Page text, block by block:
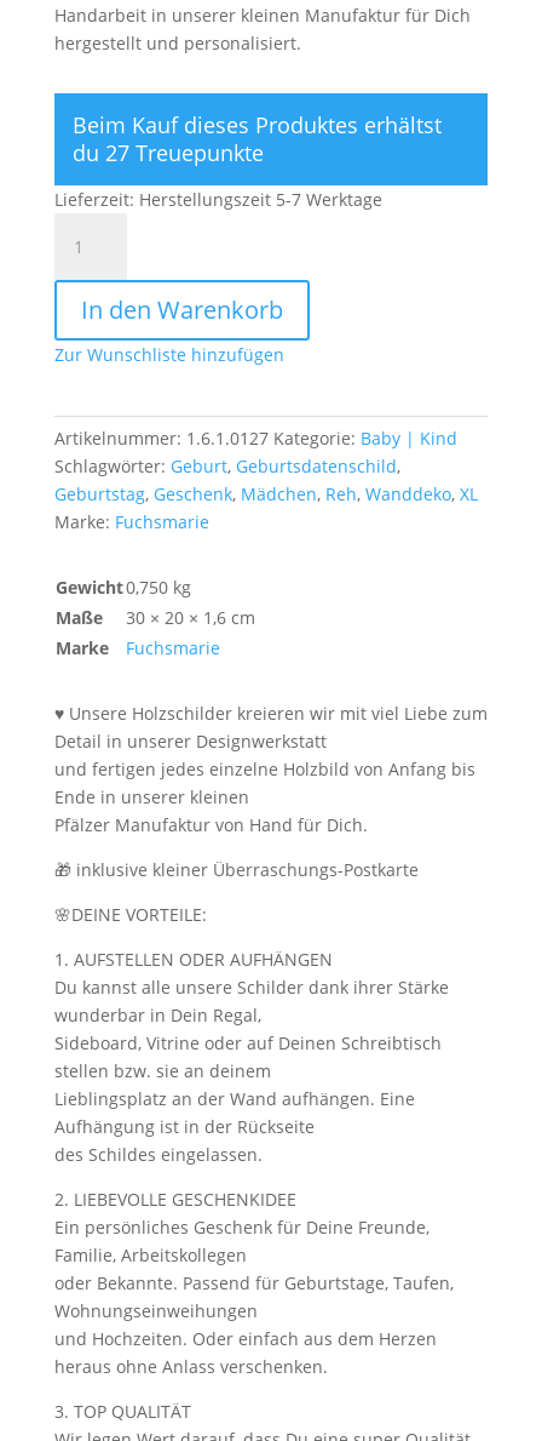
Handarbeit in unserer kleinen Manufaktur für Dich
hergestellt und personalisiert.
Beim Kauf dieses Produktes erhältst
du 27 Treuepunkte
Lieferzeit: Herstellungszeit 5-7 Werktage
Holzbild
mit
Geburtsdaten
Motiv
Reh
In den Warenkorb
Zur Wunschliste hinzufügen
Artikelnummer: 1.6.1.0127 Kategorie: Baby | Kind
Schlagwörter: Geburt, Geburtsdatenschild,
Geburtstag, Geschenk, Mädchen, Reh, Wanddeko, XL
Marke: Fuchsmarie
Gewicht0,750 kg
Maße
30 × 20 × 1,6 cm
Marke
Fuchsmarie
♥ Unsere Holzschilder kreieren wir mit viel Liebe zum
Detail in unserer Designwerkstatt
und fertigen jedes einzelne Holzbild von Anfang bis
Ende in unserer kleinen
Pfälzer Manufaktur von Hand für Dich.
🎁 inklusive kleiner Überraschungs-Postkarte
🌸DEINE VORTEILE:
1. AUFSTELLEN ODER AUFHÄNGEN
Du kannst alle unsere Schilder dank ihrer Stärke
wunderbar in Dein Regal,
Sideboard, Vitrine oder auf Deinen Schreibtisch
stellen bzw. sie an deinem
Lieblingsplatz an der Wand aufhängen. Eine
Aufhängung ist in der Rückseite
des Schildes eingelassen.
2. LIEBEVOLLE GESCHENKIDEE
Ein persönliches Geschenk für Deine Freunde,
Familie, Arbeitskollegen
oder Bekannte. Passend für Geburtstage, Taufen,
Wohnungseinweihungen
und Hochzeiten. Oder einfach aus dem Herzen
heraus ohne Anlass verschenken.
3. TOP QUALITÄT